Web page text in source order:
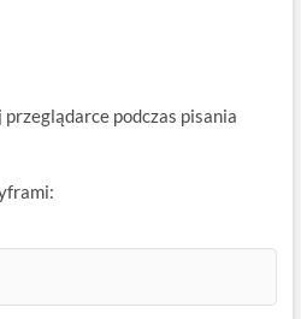
podczas pisania